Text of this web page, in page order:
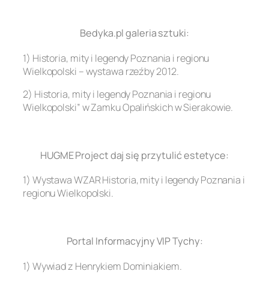
Bedyka.pl galeria sztuki:
1) Historia, mity i legendy Poznania i regionu
Wielkopolski – wystawa rzeźby 2012.
2) Historia, mity i legendy Poznania i regionu
Wielkopolski” w Zamku Opalińskich w Sierakowie.
HUGME Project daj się przytulić estetyce:
1) Wystawa WZAR Historia, mity i legendy Poznania i
regionu Wielkopolski.
Portal Informacyjny VIP Tychy:
1) Wywiad z Henrykiem Dominiakiem.